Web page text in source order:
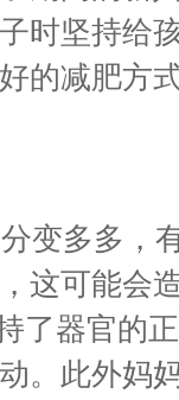
时坚持给
的减肥方
变多多，
这可能会
了器官的
。此外妈